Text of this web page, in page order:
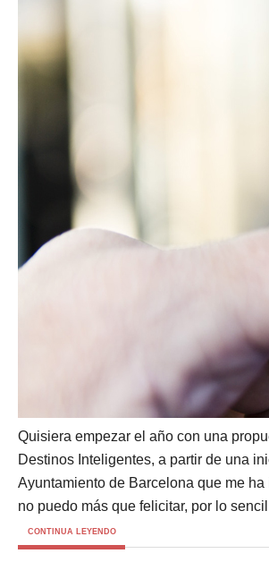
Quisiera empezar el año con una
Destinos Inteligentes, a partir de una
Ayuntamiento de Barcelona que me
no puedo más que felicitar, por lo
CONTINUA LEYENDO